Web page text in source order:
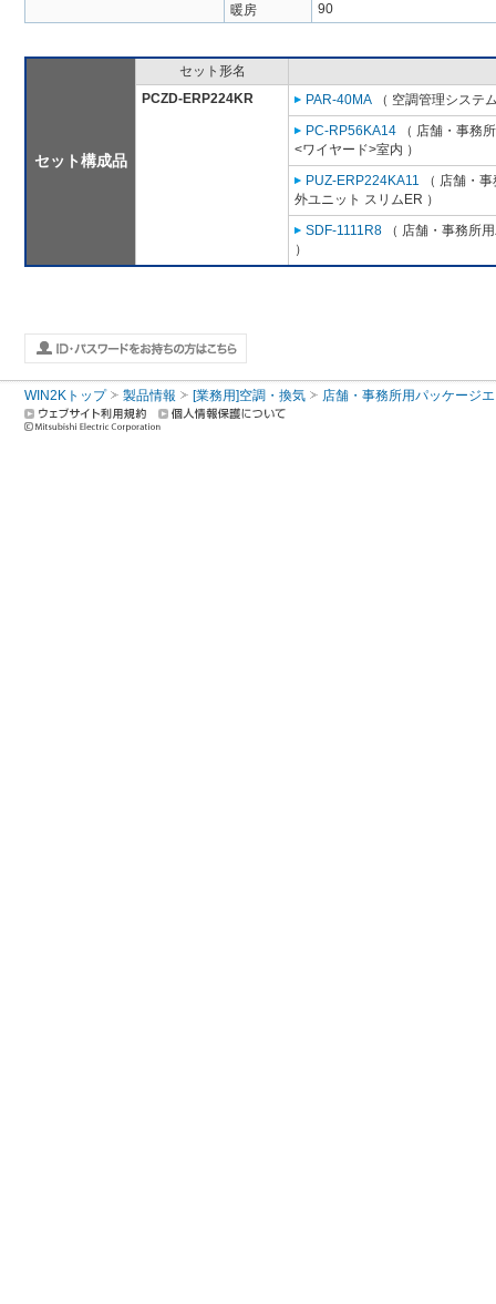
暖房
90
セット構成品
セット形名
PCZD-ERP224KR
PAR-40MA （ 空調管理システ
PC-RP56KA14 （ 店舗・事務
<ワイヤード>室内 ）
PUZ-ERP224KA11 （ 店舗・
外ユニット スリムER ）
SDF-1111R8 （ 店舗・事務所
）
WIN2Kトップ 製品情報 [業務用]空調・換気 店舗・事務所用パッケージ